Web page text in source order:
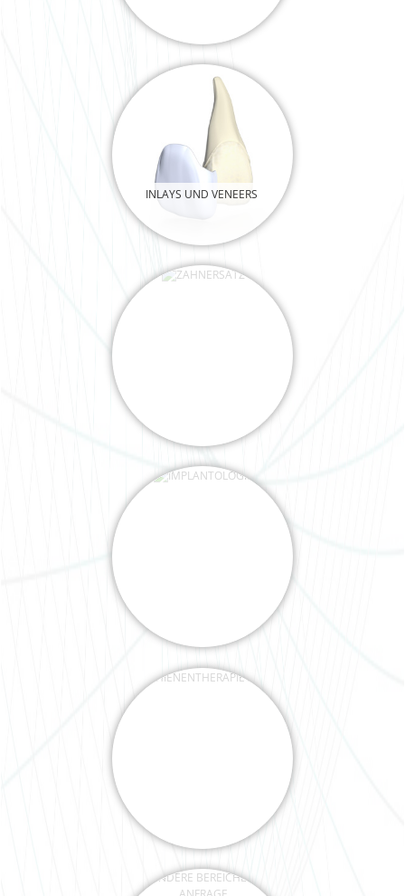
INLAYS UND VENEERS
IMPLANTOLOGIE
SCHIENENTHERAPIE / CMD
ANDERE BEREICHE AUF
ANFRAGE